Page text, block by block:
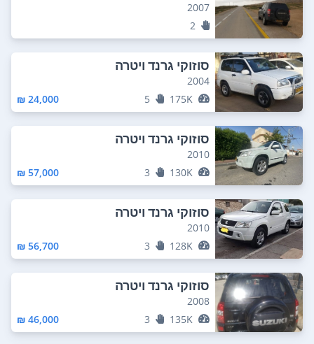
2007
2
סוזוקי גרנד ויטרה
2004
175K
5
24,000 ₪
סוזוקי גרנד ויטרה
2010
130K
3
57,000 ₪
סוזוקי גרנד ויטרה
2010
128K
3
56,700 ₪
סוזוקי גרנד ויטרה
2008
135K
3
46,000 ₪